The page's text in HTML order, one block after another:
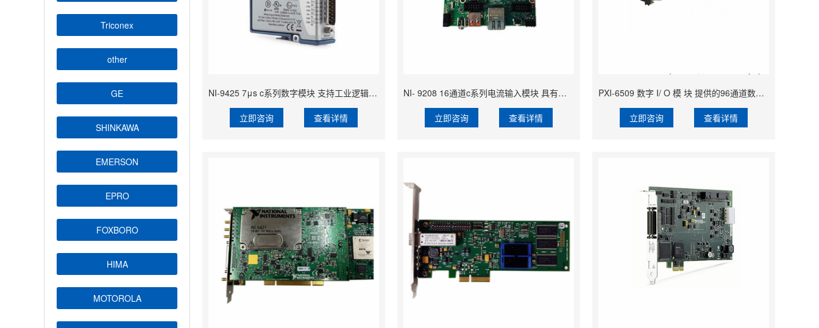
Triconex
other
GE
SHINKAWA
EMERSON
EPRO
FOXBORO
HIMA
MOTOROLA
NI-9425 7μs c系列数字模块 支持工业逻辑电平和信号
立即咨询 查看详情
NI- 9208 16通道c系列电流输入模块 具有标准的37针DSUB连接
立即咨询 查看详情
PXI-6509 数字 I/ O 模 块 提供的96通道数字I/O
立即咨询 查看详情